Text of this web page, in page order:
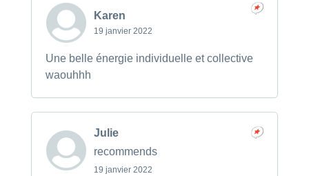
Karen
19 janvier 2022
Une belle énergie individuelle et collective
waouhhh
Julie
recommends
19 janvier 2022